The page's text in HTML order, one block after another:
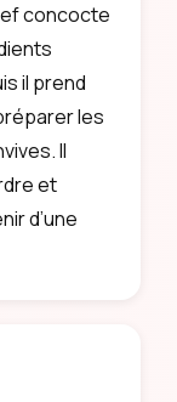
concocte
il prend
les
Il
et
d’une